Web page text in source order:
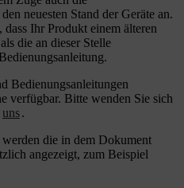
neuesten Stand der Geräte an.
dass Ihr Produkt einem älteren
die an dieser Stelle
Bedienungsanleitungen
verfügbar. Bitte wenden Sie sich
uns.
werden die in dem Dokument
angezeigt, zum Beispiel